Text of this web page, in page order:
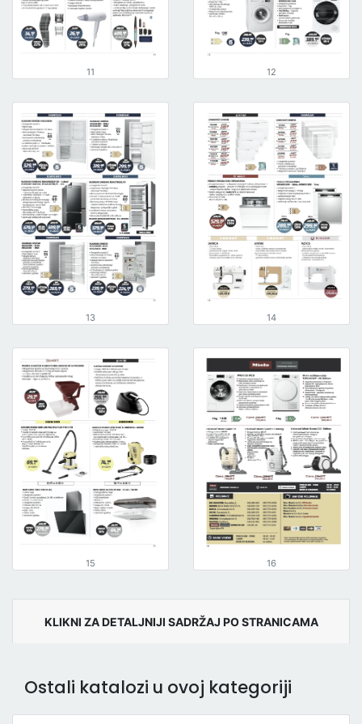
11 12
13 14
15 16
KLIKNI ZA DETALJNIJI SADRŽAJ PO STRANICAMA
Ostali katalozi u ovoj kategoriji